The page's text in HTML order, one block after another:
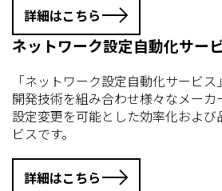
詳細はこちら
ネットワーク設定自動化サー
「ネットワーク設定自動化サービ
開発技術を組み合わせ様々なメー
設定変更を可能とした効率化および
ビスです。
詳細はこちら